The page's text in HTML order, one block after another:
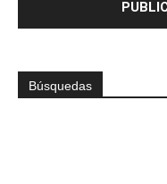
Búsquedas